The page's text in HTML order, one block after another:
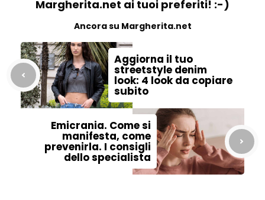
Margherita.net ai tuoi preferiti! :-)
Ancora su Margherita.net
Aggiorna il tuo
streetstyle denim
look: 4 look da copiare
subito
Emicrania. Come si
manifesta, come
prevenirla. I consigli
dello specialista